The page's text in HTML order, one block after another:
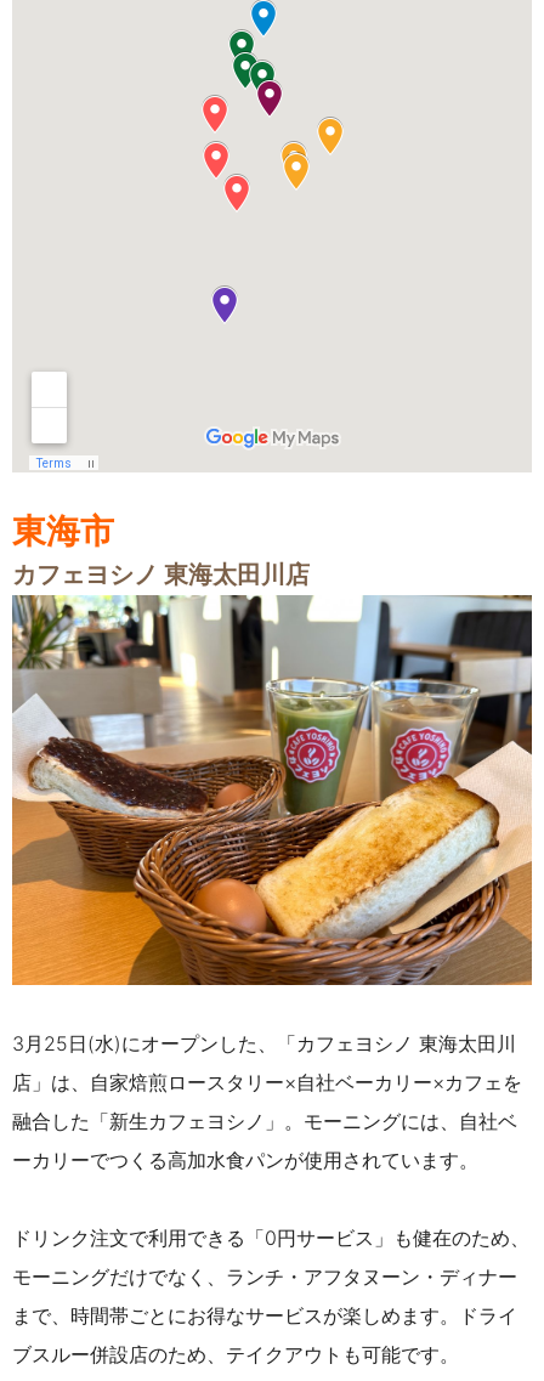
東海市
カフェヨシノ 東海太田川店
3月25日(水)にオープンした、「カフェヨシノ 東海太田川
店」は、自家焙煎ロースタリー×自社ベーカリー×カフェを
融合した「新生カフェヨシノ」。モーニングには、自社ベ
ーカリーでつくる高加水食パンが使用されています。
ドリンク注文で利用できる「0円サービス」も健在のため、
モーニングだけでなく、ランチ・アフタヌーン・ディナー
まで、時間帯ごとにお得なサービスが楽しめます。ドライ
ブスルー併設店のため、テイクアウトも可能です。